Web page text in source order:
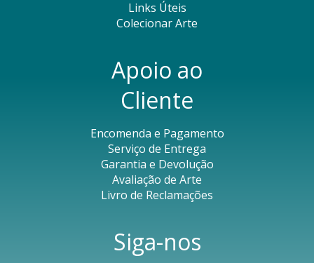
Links Úteis
Colecionar Arte
Apoio ao
Cliente
Encomenda e Pagamento
Serviço de Entrega
Garantia e Devolução
Avaliação de Arte
Livro de Reclamações
Siga-nos